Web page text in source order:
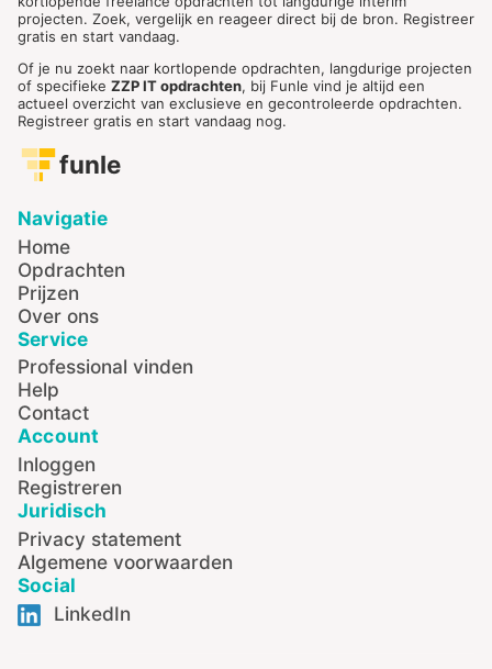
projecten. Zoek, vergelijk en reageer direct bij de bron. Registreer
gratis en start vandaag.
Of je nu zoekt naar kortlopende opdrachten, langdurige projecten
of specifieke ZZP IT opdrachten, bij Funle vind je altijd een
actueel overzicht van exclusieve en gecontroleerde opdrachten.
Registreer gratis en start vandaag nog.
funle
Navigatie
Home
Opdrachten
Prijzen
Over ons
Service
Professional vinden
Help
Contact
Account
Inloggen
Registreren
Juridisch
Privacy statement
Algemene voorwaarden
Social
LinkedIn